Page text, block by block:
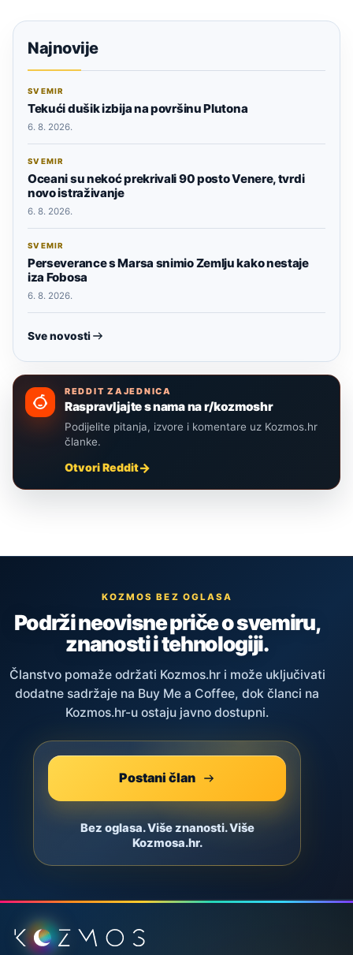
Najnovije
SVEMIR
Tekući dušik izbija na površinu Plutona
6. 8. 2026.
SVEMIR
Oceani su nekoć prekrivali 90 posto Venere, tvrdi
novo istraživanje
6. 8. 2026.
SVEMIR
Perseverance s Marsa snimio Zemlju kako nestaje
iza Fobosa
6. 8. 2026.
Sve novosti
REDDIT ZAJEDNICA
Raspravljajte s nama na r/kozmoshr
Podijelite pitanja, izvore i komentare uz Kozmos.hr
članke.
Otvori Reddit
KOZMOS BEZ OGLASA
Podrži neovisne priče o svemiru,
znanosti i tehnologiji.
Članstvo pomaže održati Kozmos.hr i može uključivati
dodatne sadržaje na Buy Me a Coffee, dok članci na
Kozmos.hr-u ostaju javno dostupni.
Postani član
Bez oglasa. Više znanosti. Više
Kozmosa.hr.
Podnožje stranice